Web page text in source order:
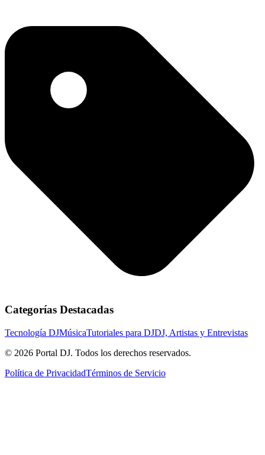
Categorías Destacadas
Tecnología DJMúsicaTutoriales para DJDJ, Artistas y Entrevistas
© 2026 Portal DJ. Todos los derechos reservados.
Política de PrivacidadTérminos de Servicio